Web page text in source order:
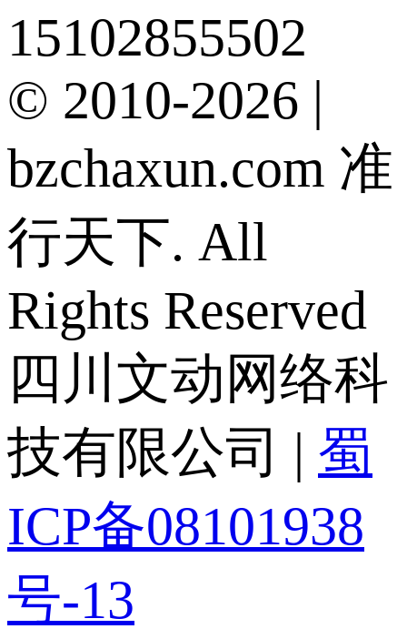
15102855502
© 2010-2026 |
bzchaxun.com 准
行天下. All
Rights Reserved
四川文动网络科
技有限公司 | 蜀
ICP备08101938
号-13